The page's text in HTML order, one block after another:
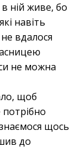
ній живе, бо
навіть
вдалося
не можна
щоб
щось
до